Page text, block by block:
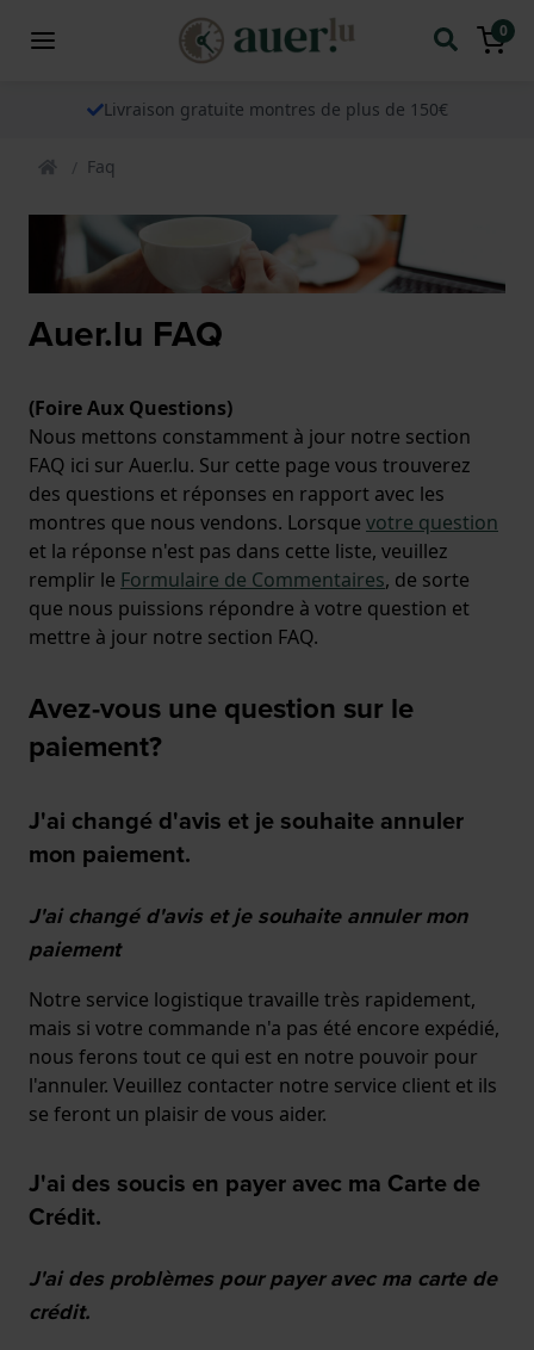
0
Livraison gratuite montres de plus de 150€
Faq
Auer.lu FAQ
(Foire Aux Questions)
Nous mettons constamment à jour notre section
FAQ ici sur Auer.lu. Sur cette page vous trouverez
des questions et réponses en rapport avec les
montres que nous vendons. Lorsque votre question
et la réponse n'est pas dans cette liste, veuillez
remplir le Formulaire de Commentaires, de sorte
que nous puissions répondre à votre question et
mettre à jour notre section FAQ.
Avez-vous une question sur le
paiement?
J'ai changé d'avis et je souhaite annuler
mon paiement.
J'ai changé d'avis et je souhaite annuler mon
paiement
Notre service logistique travaille très rapidement,
mais si votre commande n'a pas été encore expédié,
nous ferons tout ce qui est en notre pouvoir pour
l'annuler. Veuillez contacter notre service client et ils
se feront un plaisir de vous aider.
J'ai des soucis en payer avec ma Carte de
Crédit.
J'ai des problèmes pour payer avec ma carte de
crédit.